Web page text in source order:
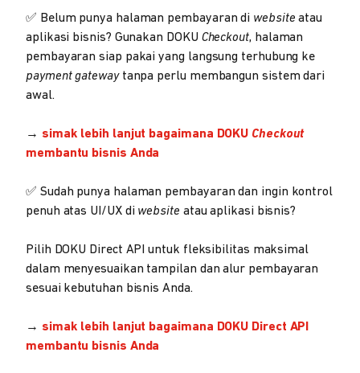
✅ Belum punya halaman pembayaran di website atau
aplikasi bisnis? Gunakan DOKU Checkout, halaman
pembayaran siap pakai yang langsung terhubung ke
payment gateway tanpa perlu membangun sistem dari
awal.
→ simak lebih lanjut bagaimana DOKU Checkout
membantu bisnis Anda
✅ Sudah punya halaman pembayaran dan ingin kontrol
penuh atas UI/UX di website atau aplikasi bisnis?
Pilih DOKU Direct API untuk fleksibilitas maksimal
dalam menyesuaikan tampilan dan alur pembayaran
sesuai kebutuhan bisnis Anda.
→ simak lebih lanjut bagaimana DOKU Direct API
membantu bisnis Anda